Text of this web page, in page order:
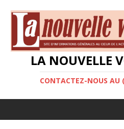
LA NOUVELLE
CONTACTEZ-NOUS AU